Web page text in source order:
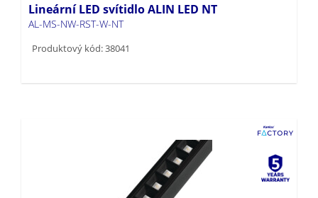
Lineární LED svítidlo ALIN LED NT
AL-MS-NW-RST-W-NT
Produktový kód: 38041